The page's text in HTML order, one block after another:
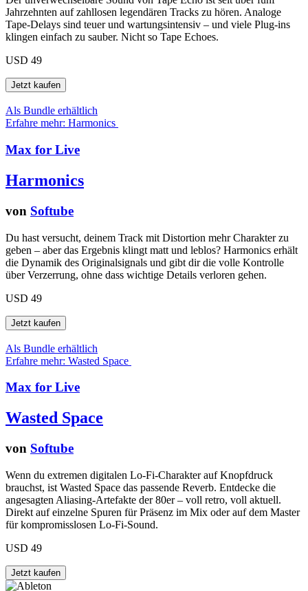
Jahrzehnten auf zahllosen legendären Tracks zu hören. Analoge
Tape-Delays sind teuer und wartungsintensiv – und viele Plug-ins
klingen einfach zu sauber. Nicht so Tape Echoes.
USD 49
Als Bundle erhältlich
Erfahre mehr: Harmonics
Max for Live
Harmonics
von Softube
Du hast versucht, deinem Track mit Distortion mehr Charakter zu
geben – aber das Ergebnis klingt matt und leblos? Harmonics erhält
die Dynamik des Originalsignals und gibt dir die volle Kontrolle
über Verzerrung, ohne dass wichtige Details verloren gehen.
USD 49
Als Bundle erhältlich
Erfahre mehr: Wasted Space
Max for Live
Wasted Space
von Softube
Wenn du extremen digitalen Lo-Fi-Charakter auf Knopfdruck
brauchst, ist Wasted Space das passende Reverb. Entdecke die
angesagten Aliasing-Artefakte der 80er – voll retro, voll aktuell.
Direkt auf einzelne Spuren für Präsenz im Mix oder auf dem Master
für kompromisslosen Lo-Fi-Sound.
USD 49